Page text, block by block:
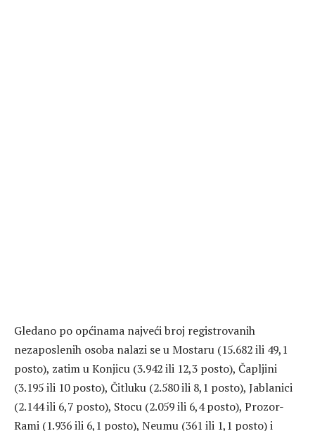
Gledano po općinama najveći broj registrovanih
nezaposlenih osoba nalazi se u Mostaru (15.682 ili 49,1
posto), zatim u Konjicu (3.942 ili 12,3 posto), Čapljini
(3.195 ili 10 posto), Čitluku (2.580 ili 8,1 posto), Jablanici
(2.144 ili 6,7 posto), Stocu (2.059 ili 6,4 posto), Prozor-
Rami (1.936 ili 6,1 posto), Neumu (361 ili 1,1 posto) i